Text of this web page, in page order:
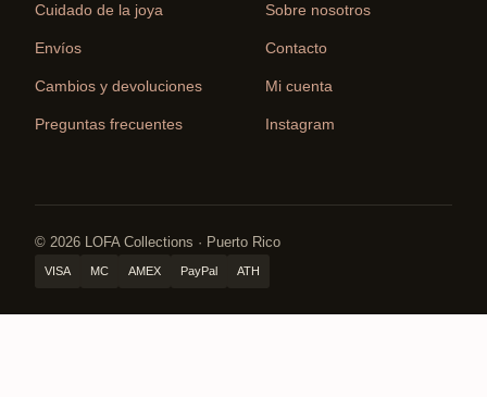
Cuidado de la joya
Envíos
Cambios y devoluciones
Preguntas frecuentes
Sobre nosotros
Contacto
Mi cuenta
Instagram
© 2026 LOFA Collections · Puerto Rico
VISA MC AMEX PayPal ATH